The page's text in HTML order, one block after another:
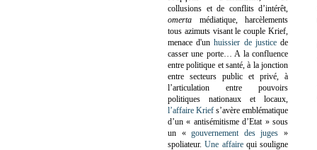
collusions et de conflits d’intérêt,
omerta médiatique, harcèlements
tous azimuts visant le couple Krief,
menace d'unhuissier de justicede
casser une porte… A la confluence
entre politique et santé, à la jonction
entre secteurs public et privé, à
l’articulation entre pouvoirs
politiques nationaux et locaux,
l’affaire Krief s’avère emblématique
d’un « antisémitisme d’Etat » sous
un «gouvernement des juges »
spoliateur.Une affairequi souligne